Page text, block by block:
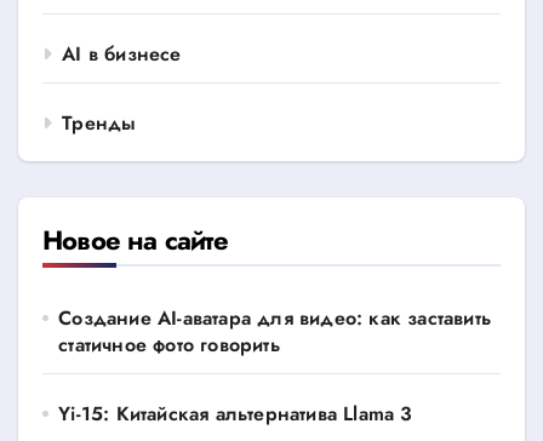
AI в бизнесе
Тренды
Новое на сайте
Создание AI-аватара для видео: как заставить
статичное фото говорить
Yi-15: Китайская альтернатива Llama 3